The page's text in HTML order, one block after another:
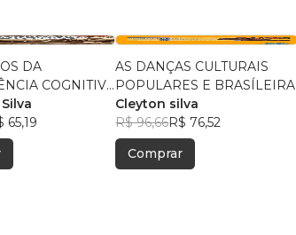
DA
COGNITIVA
OS
DAS ARTES DA
65,19
AS DANÇAS CULTURAIS
POPULARES E BRASÍLEIRA
Cleyton silva
R$ 96,66R$ 76,52
Comprar